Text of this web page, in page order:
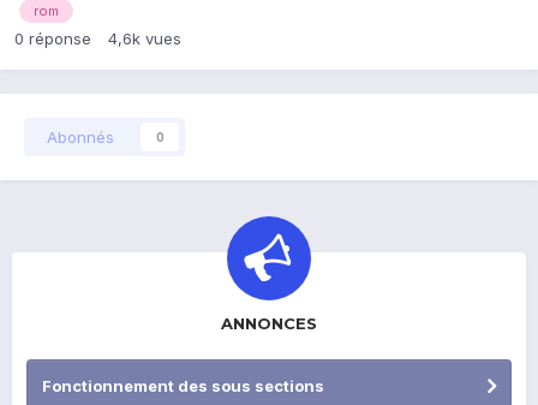
rom
0 réponse 4,6k vues
Abonnés 0
ANNONCES
Fonctionnement des sous sections